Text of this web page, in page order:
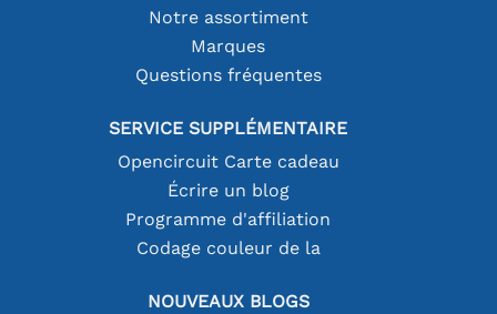
Notre assortiment
Marques
Questions fréquentes
SERVICE SUPPLÉMENTAIRE
Opencircuit Carte cadeau
Écrire un blog
Programme d'affiliation
Codage couleur de la
NOUVEAUX BLOGS